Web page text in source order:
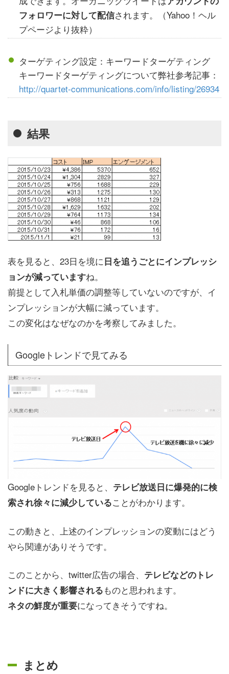
フォロワーに対して配信されます。（Yahoo！ヘル
プページより抜粋）
ターゲティング設定：キーワードターゲティング
キーワードターゲティングについて弊社参考記事：
http://quartet-communications.com/info/listing/26934
結果
表を見ると、23日を境に日を追うごとにインプレッシ
ョンが減っていますね。
前提として入札単価の調整等していないのですが、イ
ンプレッションが大幅に減っています。
この変化はなぜなのかを考察してみました。
Googleトレンドで見てみる
Googleトレンドを見ると、 テレビ放送日に爆発的に検
索され徐々に減少していることがわかります。
この動きと、上述のインプレッションの変動にはどう
やら関連がありそうです。
このことから、twitter広告の場合、 テレビなどのトレ
ンドに大きく影響されるものと思われます。
ネタの鮮度が重要になってきそうですね。
まとめ